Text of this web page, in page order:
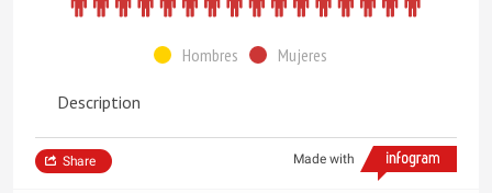
Hombres Mujeres
Description
Made with
Share